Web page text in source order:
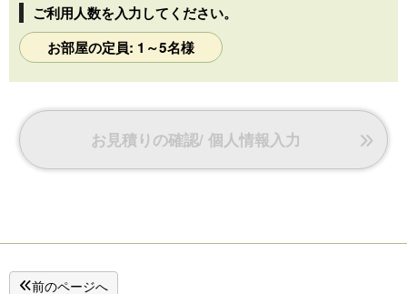
BSのみ視聴可）、冷蔵庫（空）、湯沸しポット、ヘアドライ
ヤー、加湿機能付空気清浄機、扇風機
※全館Wi-Fi対応しております。
【アメニティ】
プ、ハンドソープ、ひげ剃り
※シャンプー、コンディショナー、洗顔料は1階エレベーター
ホールにございます。
ご利用人数を入力してください。
お部屋の定員: 1～5名様
お見積りの確認/ 個人情報入力
前のページへ